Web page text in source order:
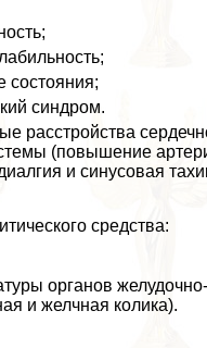
состояния;
синдром.
расстройства
(повышение
и синусовая
средства:
органов
и желчная колика).